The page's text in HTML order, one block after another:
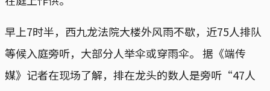
早上7时半，西九龙法院大楼外风雨不歇，近75人排队
等候入庭旁听，大部分人举伞或穿雨伞。 据《端传
媒》记者在现场了解，排在龙头的数人是旁听“47人